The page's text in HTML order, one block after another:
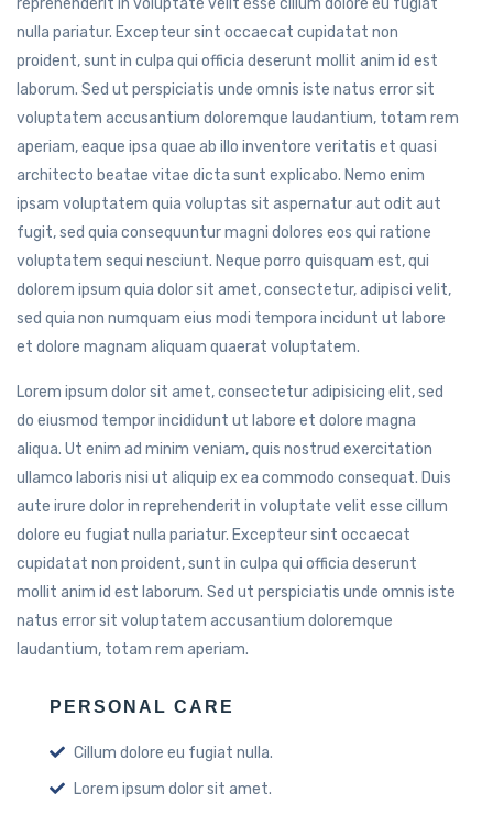
reprehenderit in voluptate velit esse cillum dolore eu fugiat
nulla pariatur. Excepteur sint occaecat cupidatat non
proident, sunt in culpa qui officia deserunt mollit anim id est
laborum. Sed ut perspiciatis unde omnis iste natus error sit
voluptatem accusantium doloremque laudantium, totam rem
aperiam, eaque ipsa quae ab illo inventore veritatis et quasi
architecto beatae vitae dicta sunt explicabo. Nemo enim
ipsam voluptatem quia voluptas sit aspernatur aut odit aut
fugit, sed quia consequuntur magni dolores eos qui ratione
voluptatem sequi nesciunt. Neque porro quisquam est, qui
dolorem ipsum quia dolor sit amet, consectetur, adipisci velit,
sed quia non numquam eius modi tempora incidunt ut labore
et dolore magnam aliquam quaerat voluptatem.
Lorem ipsum dolor sit amet, consectetur adipisicing elit, sed
do eiusmod tempor incididunt ut labore et dolore magna
aliqua. Ut enim ad minim veniam, quis nostrud exercitation
ullamco laboris nisi ut aliquip ex ea commodo consequat. Duis
aute irure dolor in reprehenderit in voluptate velit esse cillum
dolore eu fugiat nulla pariatur. Excepteur sint occaecat
cupidatat non proident, sunt in culpa qui officia deserunt
mollit anim id est laborum. Sed ut perspiciatis unde omnis iste
natus error sit voluptatem accusantium doloremque
laudantium, totam rem aperiam.
PERSONAL CARE
Cillum dolore eu fugiat nulla.
Lorem ipsum dolor sit amet.